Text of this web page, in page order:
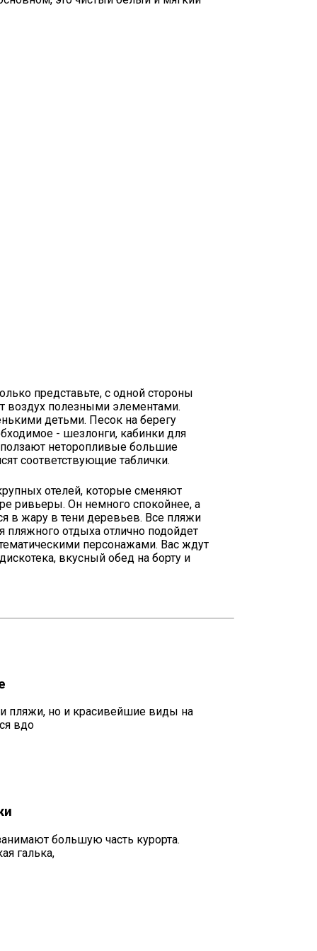
представьте, с одной стороны
воздух полезными элементами.
детьми. Песок на берегу
- шезлонги, кабинки для
неторопливые большие
соответствующие таблички.
отелей, которые сменяют
ривьеры. Он немного спокойнее, а
в жару в тени деревьев. Все пляжи
отдыха отлично подойдет
персонажами. Вас ждут
вкусный обед на борту и
пляжи, но и красивейшие виды на
вдо
большую часть курорта.
галька,